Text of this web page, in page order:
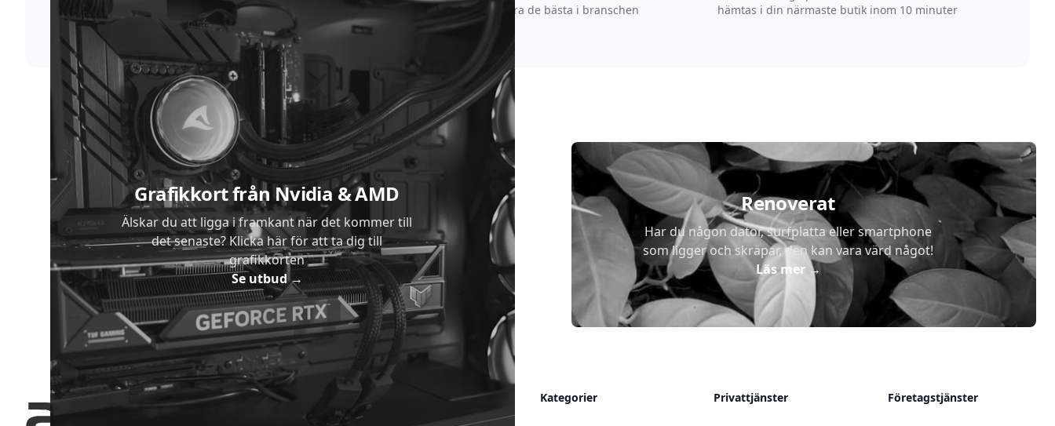
skickar vi dina varor med blixtens hastighet
strävar efter att vara de bästa i branschen
hämtas i din närmaste butik inom 10 minuter
Grafikkort från Nvidia & AMD
Älskar du att ligga i framkant när det kommer till
det senaste? Klicka här för att ta dig till
grafikkorten
Se utbud→
Renoverat
Har du någon dator, surfplatta eller smartphone
som ligger och skräpar, den kan vara värd något!
Läs mer→
Kategorier Privattjänster Företagstjänster